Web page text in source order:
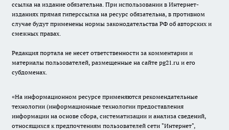
ссылка на издание обязательна. При использовании в Интернет-
изданиях прямая гиперссылка на ресурс обязательна, в противном
случае будут применены нормы законодательства РФ об авторских и
смежных правах.
Редакция портала не несет ответственности за комментарии и
материалы пользователей, размещенные на сайте pg21.ru и его
субдоменах.
«На информационном ресурсе применяются рекомендательные
технологии (информационные технологии предоставления
информации на основе сбора, систематизации и анализа сведений,
относящихся к предпочтениям пользователей сети "Интернет",